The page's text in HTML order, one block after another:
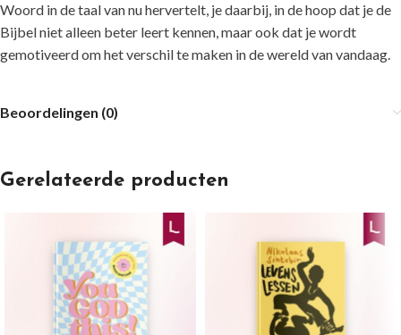
Woord in de taal van nu hervertelt, je daarbij, in de hoop dat je de
Bijbel niet alleen beter leert kennen, maar ook dat je wordt
gemotiveerd om het verschil te maken in de wereld van vandaag.
Beoordelingen (0)
Gerelateerde producten